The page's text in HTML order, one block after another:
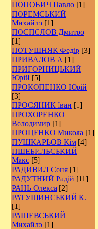
ПОПОВИЧ Павло [1]
ПОРЕМСЬКИЙ
Михайло [1]
ПОСПЄЛОВ Дмитро
[1]
ПОТУШНЯК Федір [3]
ПРИВАЛОВ А [1]
ПРИГОРНИЦЬКИЙ
Юрій [5]
ПРОКОПЕНКО Юрій
[3]
ПРОСЯНИК Іван [1]
ПРОХОРЕНКО
Володимир [1]
ПРОЦЕНКО Микола [1]
ПУШКАРЬОВ Кім [4]
ПШЕБИЛЬСЬКИЙ
Макс [5]
РАДИВИЛ Соня [1]
РАДУТНИЙ Радій [11]
РАНЬ Олекса [2]
РАТУШИНСЬКИЙ К.
[1]
РАШЕВСЬКИЙ
Михайло [1]